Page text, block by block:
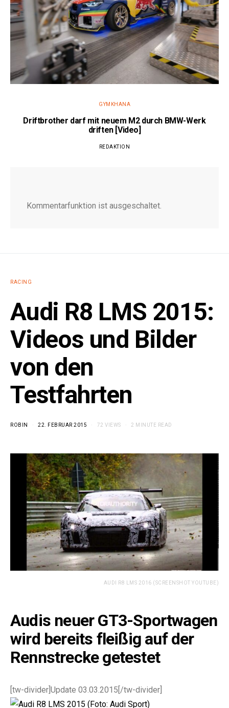
GYMKHANA
Driftbrother darf mit neuem M2 durch BMW-Werk
driften [Video]
REDAKTION
Kommentarfunktion ist ausgeschaltet.
RACING
Audi R8 LMS 2015:
Videos und Bilder
von den
Testfahrten
ROBIN 22. FEBRUAR 2015 72 VIEWS 2 MINUTE READ
AUDI R8 LMS 2016 (SCREENSHOT YOUTUBE)
Audis neuer GT3-Sportwagen
wird bereits fleißig auf der
Rennstrecke getestet
[tw-divider]Update 03.03.2015[/tw-divider]